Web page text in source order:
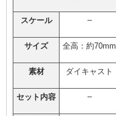
スケール –
サイズ 全高：約70mm
素材 ダイキャスト
セット内容 –